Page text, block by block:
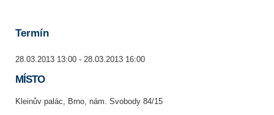
Termín
28.03.2013 13:00 - 28.03.2013 16:00
MÍSTO
Kleinův palác, Brno, nám. Svobody 84/15